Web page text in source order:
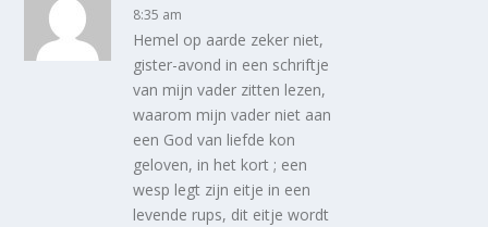
8:35 am
Hemel op aarde zeker niet,
gister-avond in een schriftje
van mijn vader zitten lezen,
waarom mijn vader niet aan
een God van liefde kon
geloven, in het kort ; een
wesp legt zijn eitje in een
levende rups, dit eitje wordt